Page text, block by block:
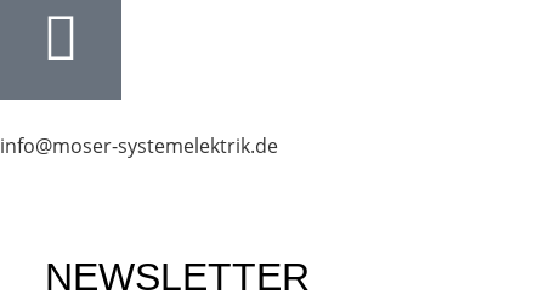
info@moser-systemelektrik.de
NEWSLETTER